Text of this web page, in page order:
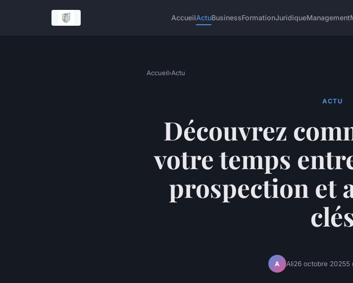
AccueilActuBusinessFormationJuridiqueManagement
Accueil›Actu
ACTU
Découvrez
votre temps
prospection et
A Ali26 octobre 20255